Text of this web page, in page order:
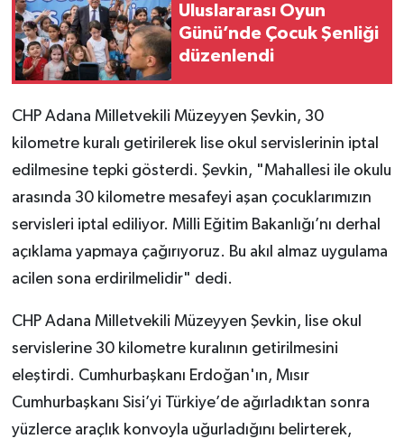
Uluslararası Oyun
Günü’nde Çocuk Şenliği
düzenlendi
CHP Adana Milletvekili Müzeyyen Şevkin, 30
kilometre kuralı getirilerek lise okul servislerinin iptal
edilmesine tepki gösterdi. Şevkin, "Mahallesi ile okulu
arasında 30 kilometre mesafeyi aşan çocuklarımızın
servisleri iptal ediliyor. Milli Eğitim Bakanlığı’nı derhal
açıklama yapmaya çağırıyoruz. Bu akıl almaz uygulama
acilen sona erdirilmelidir" dedi.
CHP Adana Milletvekili Müzeyyen Şevkin, lise okul
servislerine 30 kilometre kuralının getirilmesini
eleştirdi. Cumhurbaşkanı Erdoğan'ın, Mısır
Cumhurbaşkanı Sisi’yi Türkiye’de ağırladıktan sonra
yüzlerce araçlık konvoyla uğurladığını belirterek,